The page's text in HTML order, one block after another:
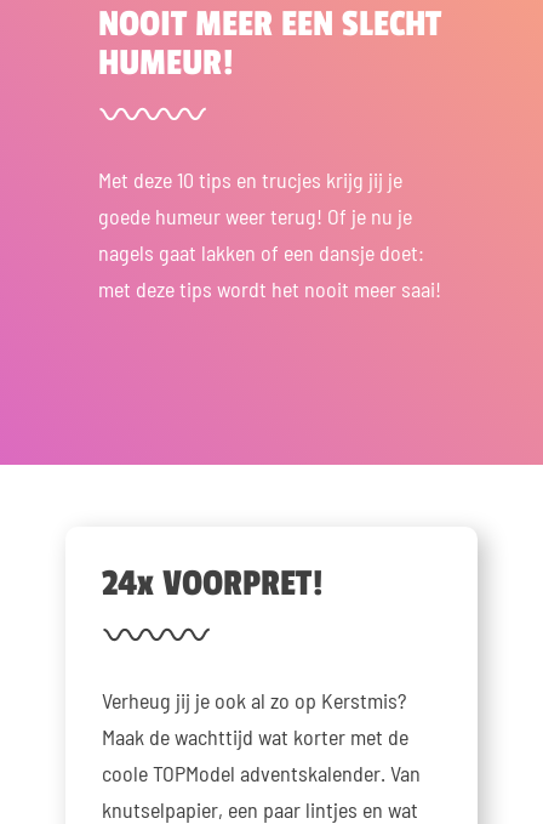
NOOIT MEER EEN SLECHT
HUMEUR!
Met deze 10 tips en trucjes krijg jij je
goede humeur weer terug! Of je nu je
nagels gaat lakken of een dansje doet:
met deze tips wordt het nooit meer saai!
24x VOORPRET!
Verheug jij je ook al zo op Kerstmis?
Maak de wachttijd wat korter met de
coole TOPModel adventskalender. Van
knutselpapier, een paar lintjes en wat